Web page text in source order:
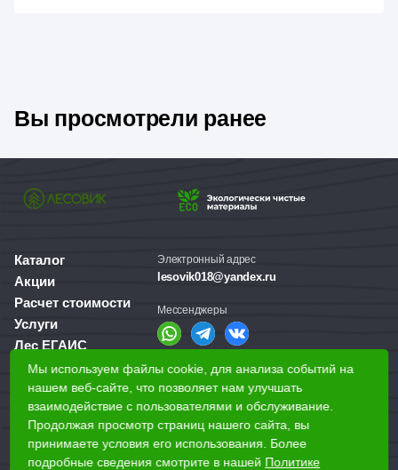
Вы просмотрели ранее
Каталог
Акции
Расчет стоимости
Услуги
Лес ЕГАИС
О компании
Доставка и оплата
Для бизнеса
Наши магазины
Электронный адрес
lesovik018@yandex.ru
Мессенджеры
Справочная служба
+7 (3412) 77-60-50
Мы используем файлы cookie, для анализа событий на
нашем веб-сайте, что позволяет нам улучшать
взаимодействие с пользователями и обслуживание.
Продолжая просмотр страниц нашего сайта, вы
принимаете условия его использования. Более
подробные сведения смотрите в нашей Политике